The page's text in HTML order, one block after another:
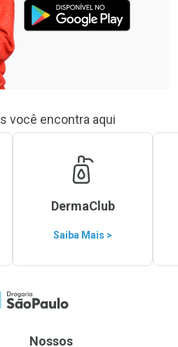
você encontra aqui
DermaClub
Saiba Mais >
a Home
Nossos